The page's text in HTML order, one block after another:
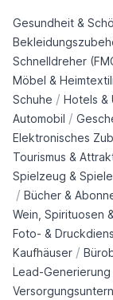
Gesundheit &
Schnelldreher
Möbel &
Schuhe / Hotels &
Automobil /
Elektronisches
Tourismus &
Spielzeug & Spiele
/ Bücher &
Wein, Spirituosen
Foto- &
Kaufhäuser /
Lead-Generierung